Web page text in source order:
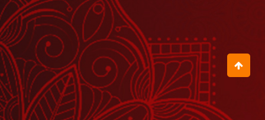
हो सकता है कि यहां के 4 घंटे आपके 40 साल
बचा लें
August 27, 2025
ये मम्मियां अपने बच्चों को Future के लिए
डराकर रखती हैं
August 19, 2025